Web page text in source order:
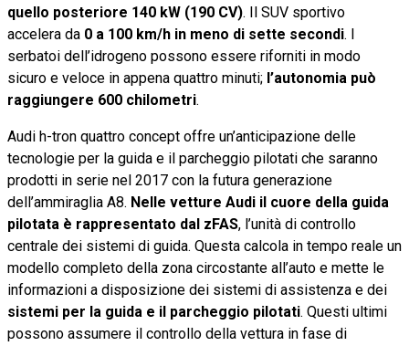
quello posteriore 140 kW (190 CV). Il SUV sportivo
accelera da 0 a 100 km/h in meno di sette secondi. I
serbatoi dell’idrogeno possono essere riforniti in modo
sicuro e veloce in appena quattro minuti; l’autonomia può
raggiungere 600 chilometri.
Audi h-tron quattro concept offre un’anticipazione delle
tecnologie per la guida e il parcheggio pilotati che saranno
prodotti in serie nel 2017 con la futura generazione
dell’ammiraglia A8. Nelle vetture Audi il cuore della guida
pilotata è rappresentato dal zFAS, l’unità di controllo
centrale dei sistemi di guida. Questa calcola in tempo reale un
modello completo della zona circostante all’auto e mette le
informazioni a disposizione dei sistemi di assistenza e dei
sistemi per la guida e il parcheggio pilotati. Questi ultimi
possono assumere il controllo della vettura in fase di